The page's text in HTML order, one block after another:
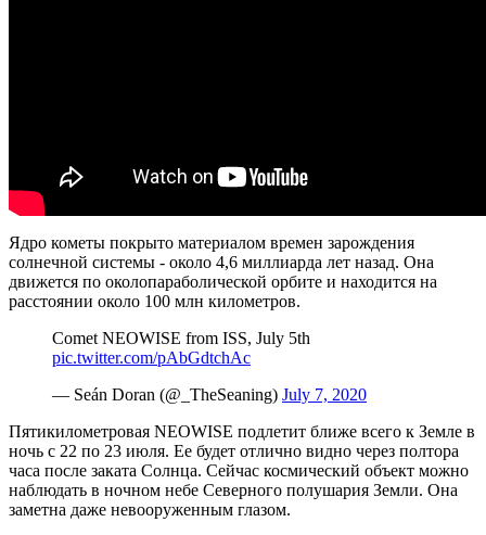
Ядро кометы покрыто материалом времен зарождения
солнечной системы - около 4,6 миллиарда лет назад. Она
движется по околопараболической орбите и находится на
расстоянии около 100 млн километров.
Comet NEOWISE from ISS, July 5th
pic.twitter.com/pAbGdtchAc
— Seán Doran (@_TheSeaning) July 7, 2020
Пятикилометровая NEOWISE подлетит ближе всего к Земле в
ночь с 22 по 23 июля. Ее будет отлично видно через полтора
часа после заката Солнца. Сейчас космический объект можно
наблюдать в ночном небе Северного полушария Земли. Она
заметна даже невооруженным глазом.